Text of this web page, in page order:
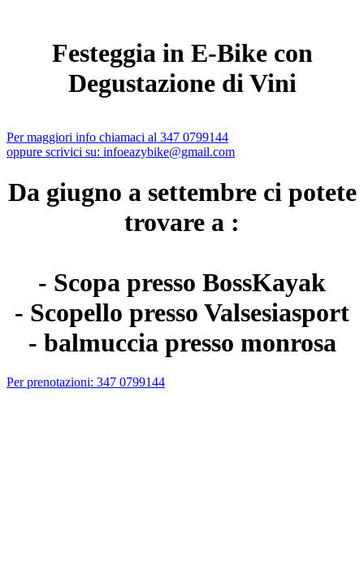
Festeggia in E-Bike con
Degustazione di Vini
Per maggiori info chiamaci al 347 0799144
oppure scrivici su: infoeazybike@gmail.com
Da giugno a settembre ci potete
trovare a :
- Scopa presso BossKayak
- Scopello presso Valsesiasport
- balmuccia presso monrosa
Per prenotazioni: 347 0799144